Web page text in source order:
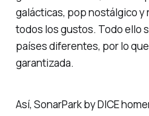
galácticas, pop nostálgico y
todos los gustos. Todo ello
países diferentes, por lo
garantizada.
Así, SonarPark by DICE